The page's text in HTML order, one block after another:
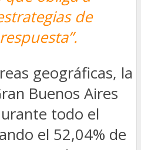
de
geográficas, la
Buenos Aires
todo el
el 52,04% de